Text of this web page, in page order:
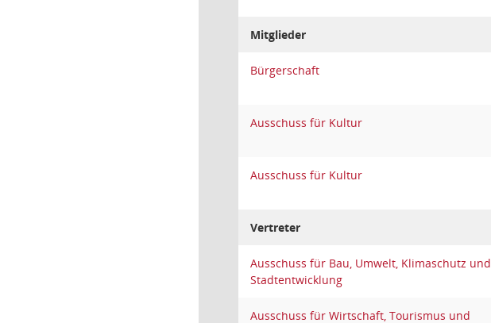
Mitglieder
Bürgerschaft
Ausschuss für Kultur
Ausschuss für Kultur
Vertreter
Ausschuss für Bau, Umwelt, Klimaschutz und
Stadtentwicklung
Ausschuss für Wirtschaft, Tourismus und